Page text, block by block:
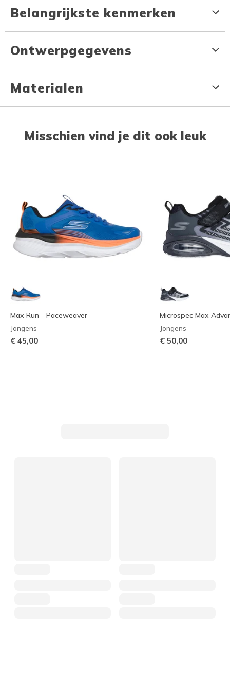
Belangrijkste kenmerken
Ontwerpgegevens
Materialen
Misschien vind je dit ook leuk
Max Run - Paceweaver
Jongens
€ 45,00
Microspec Max
Jongens
€ 50,00